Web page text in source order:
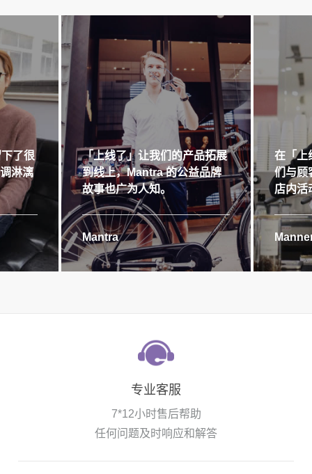
了很
淋漓
「上线了」让我们的产品拓展
到线上，Mantra 的公益品牌
故事也广为人知。
Mantra
在「上
们与顾
店内活
专业客服
7*12小时售后帮助
任何问题及时响应和解答